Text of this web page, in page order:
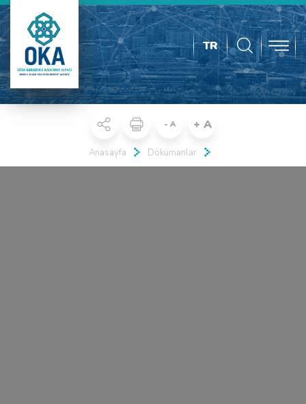
TR
- A + A
Anasayfa Dökümanlar
Real 3D Flipbook has lightbox feature - book can be displayed in the